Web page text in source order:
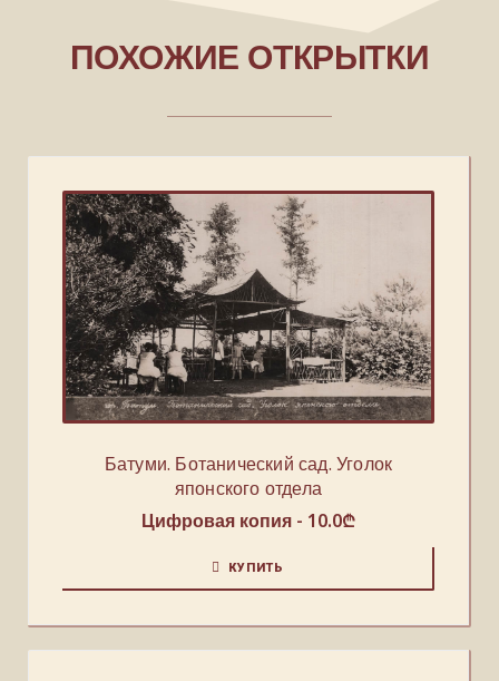
ПОХОЖИЕ ОТКРЫТКИ
Батуми. Ботанический сад. Уголок
японского отдела
Цифровая копия - 10.0₾
КУПИТЬ